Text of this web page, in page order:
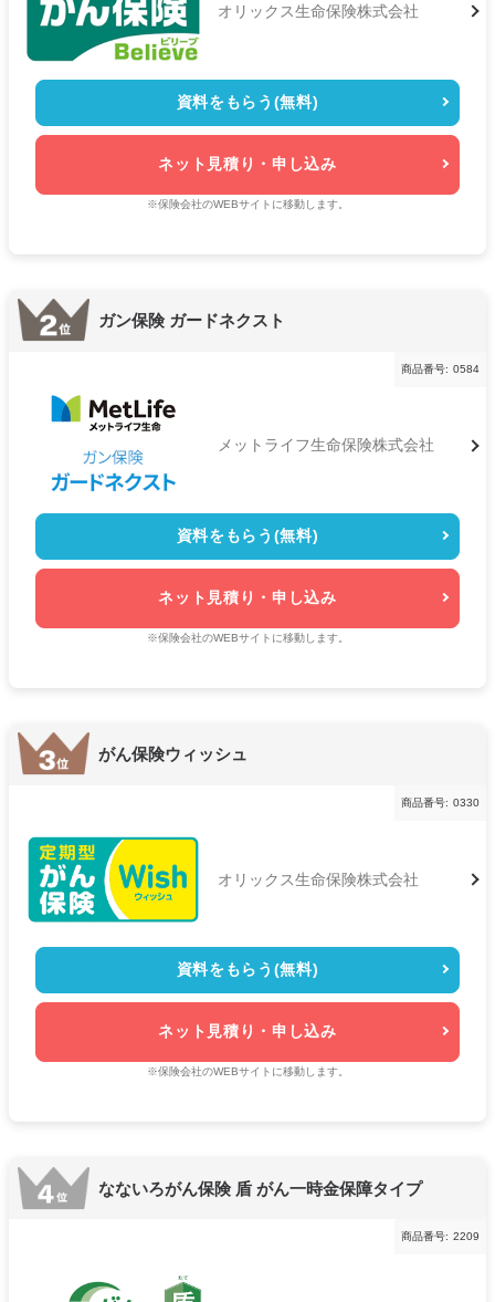
オリックス生命保険株式会社
資料をもらう(無料)
ネット見積り・申し込み
※保険会社のWEBサイトに移動します。
ガン保険 ガードネクスト
商品番号: 0584
メットライフ生命保険株式会社
資料をもらう(無料)
ネット見積り・申し込み
※保険会社のWEBサイトに移動します。
がん保険ウィッシュ
商品番号: 0330
オリックス生命保険株式会社
資料をもらう(無料)
ネット見積り・申し込み
※保険会社のWEBサイトに移動します。
なないろがん保険 盾 がん一時金保障タイプ
商品番号: 2209